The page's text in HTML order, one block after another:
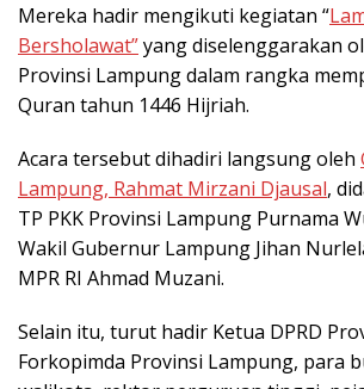
Mereka hadir mengikuti kegiatan “
Bersholawat”yang diselenggarakan
Provinsi Lampung dalam rangka
Quran tahun 1446 Hijriah.
Acara tersebut dihadiri langsung oleh
Lampung, Rahmat Mirzani Djausal,
TP PKK Provinsi Lampung Purnama
Wakil Gubernur Lampung Jihan
MPR RI Ahmad Muzani.
Selain itu, turut hadir Ketua DPRD
Forkopimda Provinsi Lampung, para